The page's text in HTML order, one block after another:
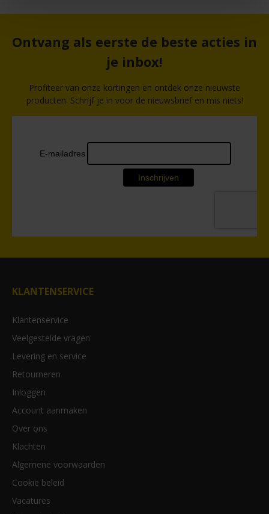
Ontvang als eerste de beste acties in
je inbox!
Profiteer van onze kortingen en ontdek onze nieuwste
producten. Schrijf je in voor de nieuwsbrief en mis niets!
KLANTENSERVICE
Klantenservice
Veelgestelde vragen
Levering en service
Retourneren
Inloggen
Account aanmaken
Over ons
Klachten
Algemene voorwaarden
Cookie beleid
Vacatures